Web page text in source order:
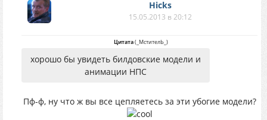
Hicks
15.05.2013 в 20:12
Цитата( _МстителЬ_ )
хорошо бы увидеть билдовские модели и
анимации НПС
Пф-ф, ну что ж вы все цепляетесь за эти убогие модели?